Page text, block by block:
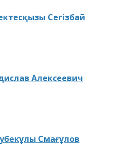
Сегізбай
Алексеевич
Смағұлов